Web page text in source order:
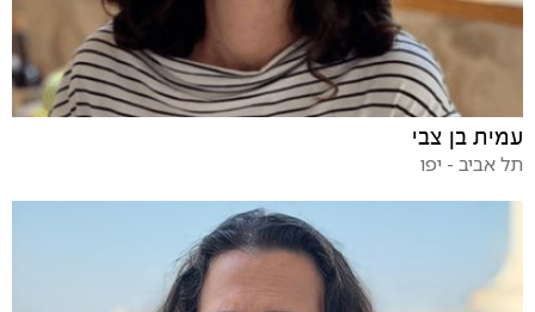
עמית בן צבי
תל אביב - יפו